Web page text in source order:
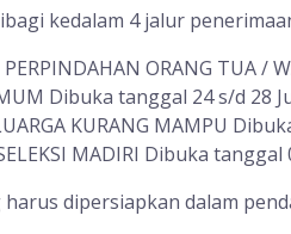
kedalam 4 jalur
PERPINDAHAN ORANG TUA
Dibuka tanggal 24 s/d 28
KURANG MAMPU
MADIRI Dibuka tanggal
dipersiapkan dalam